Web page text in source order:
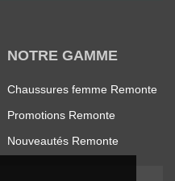
NOTRE GAMME
Chaussures femme Remonte
Promotions Remonte
Nouveautés Remonte